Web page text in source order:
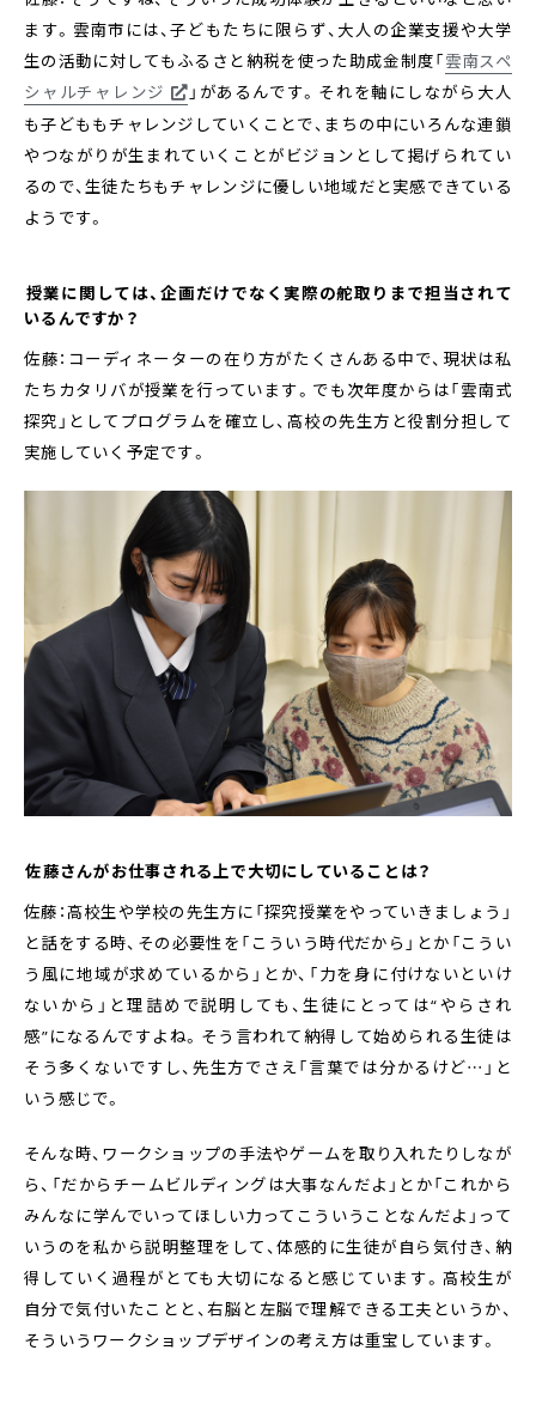
ます。雲南市には、子どもたちに限らず、大人の企業支援や大学
生の活動に対してもふるさと納税を使った助成金制度「雲南スペ
シャルチャレンジ
」があるんです。それを軸にしながら大人
も子どももチャレンジしていくことで、まちの中にいろんな連鎖
やつながりが生まれていくことがビジョンとして掲げられてい
るので、生徒たちもチャレンジに優しい地域だと実感できている
ようです。
――授業に関しては、企画だけでなく実際の舵取りまで担当されて
いるんですか？
佐藤：コーディネーターの在り方がたくさんある中で、現状は私
たちカタリバが授業を行っています。でも次年度からは「雲南式
探究」としてプログラムを確立し、高校の先生方と役割分担して
実施していく予定です。
――佐藤さんがお仕事される上で大切にしていることは？
佐藤：高校生や学校の先生方に「探究授業をやっていきましょう」
と話をする時、その必要性を「こういう時代だから」とか「こうい
う風に地域が求めているから」とか、「力を身に付けないといけ
ないから」と理詰めで説明しても、生徒にとっては“やらされ
感”になるんですよね。そう言われて納得して始められる生徒は
そう多くないですし、先生方でさえ「言葉では分かるけど…」と
いう感じで。
そんな時、ワークショップの手法やゲームを取り入れたりしなが
ら、「だからチームビルディングは大事なんだよ」とか「これから
みんなに学んでいってほしい力ってこういうことなんだよ」って
いうのを私から説明整理をして、体感的に生徒が自ら気付き、納
得していく過程がとても大切になると感じています。高校生が
自分で気付いたことと、右脳と左脳で理解できる工夫というか、
そういうワークショップデザインの考え方は重宝しています。